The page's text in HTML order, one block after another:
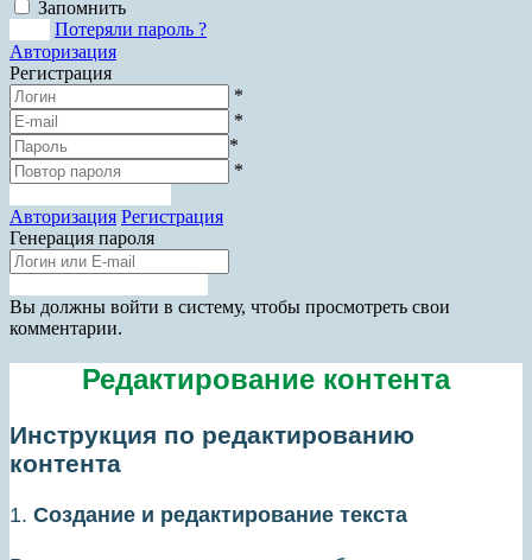
Запомнить
Потеряли пароль ?
Авторизация
Регистрация
*
*
*
*
Авторизация Регистрация
Генерация пароля
Прокрутка
вверх
Вы должны войти в систему, чтобы просмотреть свои
комментарии.
Редактирование контента
Инструкция по редактированию
контента
1. Создание и редактирование текста